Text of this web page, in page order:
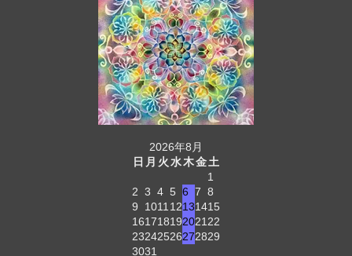
2026年8月
日 月 火水木金土
1
2 3 4 5 6 7 8
9
1011 12131415
161718192021 22
23242526272829
3031